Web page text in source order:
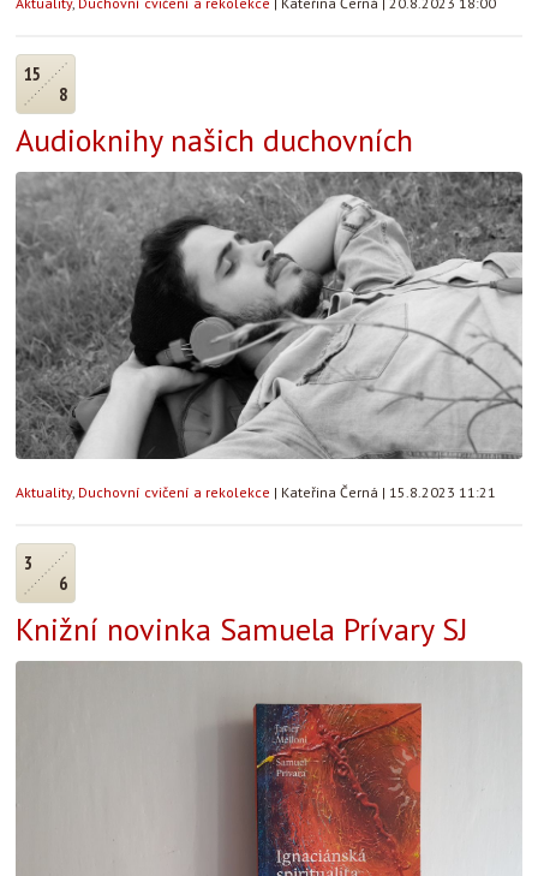
15
8
Audioknihy našich duchovních
Aktuality, Duchovní cvičení a rekolekce | Kateřina Černá | 15.8.2023 11:21
3
6
Knižní novinka Samuela Prívary SJ